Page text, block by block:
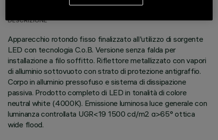
DESCRIZIONE
Apparecchio rotondo fisso finalizzato all'utilizzo di sorgente
LED con tecnologia C.o.B. Versione senza falda per
installazione a filo soffitto. Riflettore metallizzato con vapori
di alluminio sottovuoto con strato di protezione antigraffio.
Corpo in alluminio pressofuso e sistema di dissipazione
passiva. Prodotto completo di LED in tonalità di colore
neutral white (4000K). Emissione luminosa luce generale con
luminanza controllata UGR<19 1500 cd/m2 α>65° ottica
wide flood.